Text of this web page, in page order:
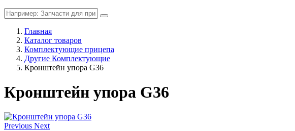
Главная
Каталог товаров
Комплектующие прицепа
Другие Комплектующие
Кронштейн упора G36
Кронштейн упора G36
Previous Next